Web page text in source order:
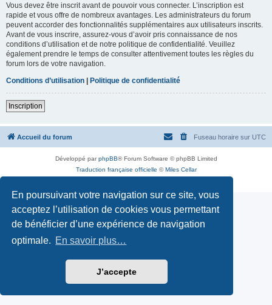
En poursuivant votre navigation sur ce site, vous
acceptez l’utilisation de cookies vous permettant
de bénéficier d’une expérience de navigation
optimale. En savoir plus…
J’accepte
Vous devez être inscrit avant de pouvoir vous connecter. L’inscription est
rapide et vous offre de nombreux avantages. Les administrateurs du forum
peuvent accorder des fonctionnalités supplémentaires aux utilisateurs inscrits.
Avant de vous inscrire, assurez-vous d’avoir pris connaissance de nos
conditions d’utilisation et de notre politique de confidentialité. Veuillez
également prendre le temps de consulter attentivement toutes les règles du
forum lors de votre navigation.
Conditions d’utilisation | Politique de confidentialité
Inscription
Accueil du forum Fuseau horaire sur UTC
Développé parphpBB® Forum Software © phpBB Limited
Traduction française officielle ©Miles Cellar